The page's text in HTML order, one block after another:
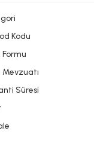
Kodu
Formu
Mevzuatı
Süresi